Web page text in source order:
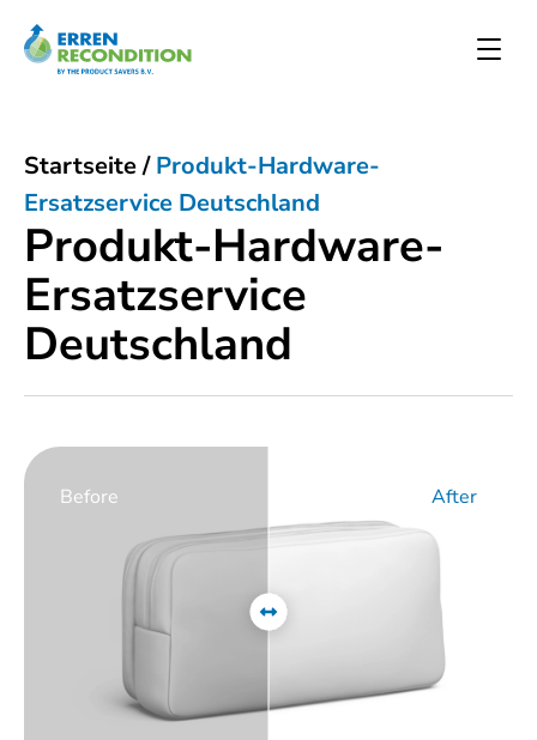
Produkt-Hardware-
Ersatzservice
Deutschland
Startseite/Produkt-Hardware-
Ersatzservice Deutschland
Before After